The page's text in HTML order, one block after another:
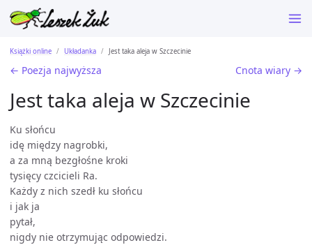
Książki online Układanka Jest taka aleja w Szczecinie
← Poezja najwyższa Cnota wiary →
Jest taka aleja w Szczecinie
Ku słońcu
idę między nagrobki,
a za mną bezgłośne kroki
tysięcy czcicieli Ra.
Każdy z nich szedł ku słońcu
i jak ja
pytał,
nigdy nie otrzymując odpowiedzi.